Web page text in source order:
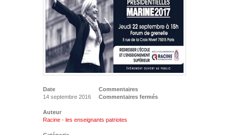
Date
14 septembre 2016
Commentaires
Commentaires fermés
Auteur
Racine - les enseignants patriotes